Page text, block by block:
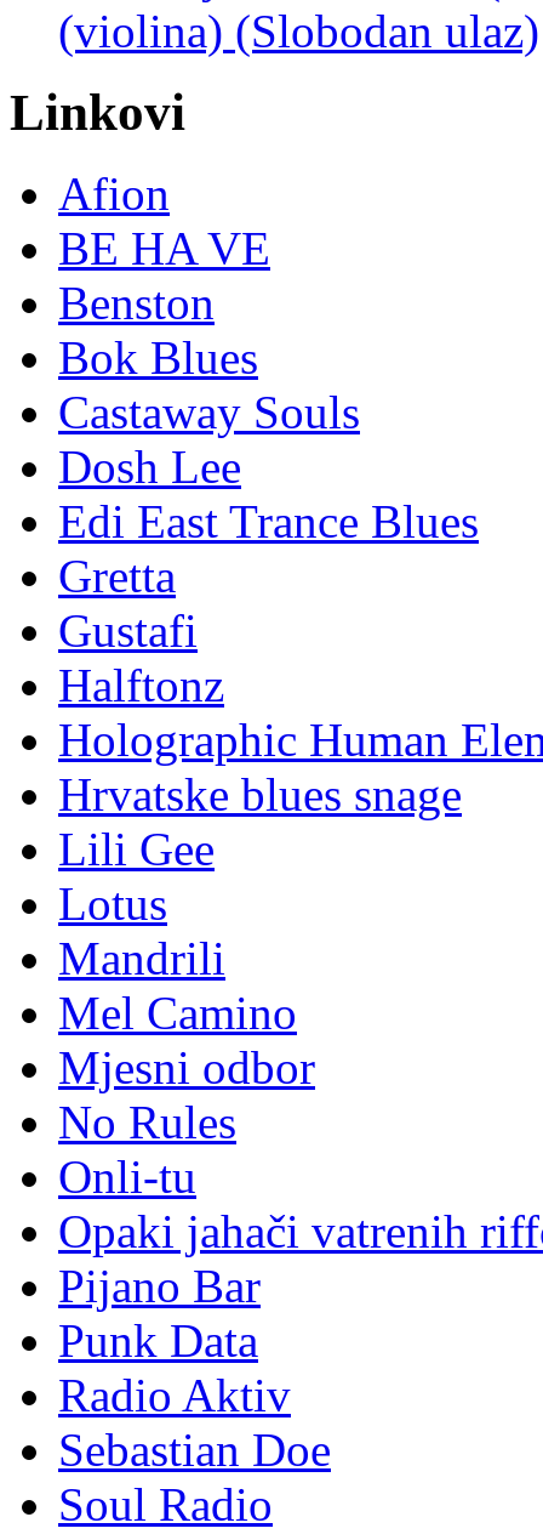
(violina) (Slobodan ulaz)
Linkovi
Afion
BE HA VE
Benston
Bok Blues
Castaway Souls
Dosh Lee
Edi East Trance Blues
Gretta
Gustafi
Halftonz
Holographic Human
Hrvatske blues snage
Lili Gee
Lotus
Mandrili
Mel Camino
Mjesni odbor
No Rules
Onli-tu
Opaki jahači vatrenih
Pijano Bar
Punk Data
Radio Aktiv
Sebastian Doe
Soul Radio